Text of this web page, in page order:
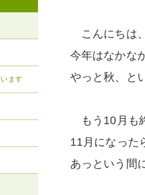
ます
こんにちは
今年はなかな
やっと秋、と
もう10月も
11月になっ
あっという間